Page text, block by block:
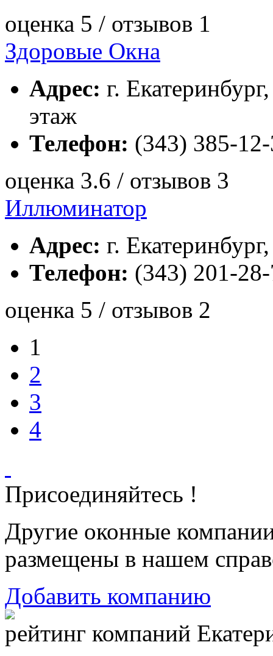
оценка 5 / отзывов 1
Здоровые Окна
Адрес: г.
этаж
Телефон: (343) 385-
оценка 3.6 / отзывов 3
Иллюминатор
Адрес: г.
Телефон: (343) 201-
оценка 5 / отзывов 2
1
2
3
4
Присоединяйтесь !
Другие оконные
размещены в нашем
Добавить компанию
рейтинг компаний